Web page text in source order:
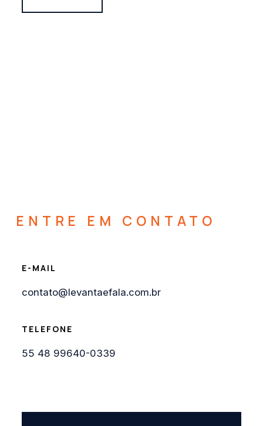
ENTRE EM CONTATO
E-MAIL
contato@levantaefala.com.br
TELEFONE
55 48 99640-0339